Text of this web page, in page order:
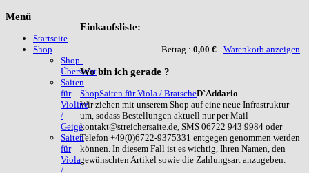
Einkaufsliste:
Betrag : 0,00 € Warenkorb anzeigen
Wobin ich gerade ?
ShopSaiten für Viola / BratscheD`Addario
Wir ziehen mit unserem Shop auf eine neue Infrastruktur
um, sodass Bestellungen aktuell nur per Mail
kontakt@streichersaite.de, SMS 06722 943 9984 oder
Telefon +49(0)6722-9375331 entgegen genommen werden
können. In diesem Fall ist es wichtig, Ihren Namen, den
gewünschten Artikel sowie die Zahlungsart anzugeben.
Menü
Startseite
Shop
Shop-
Übersicht
Saiten
für
Violine
/
Geige
Saiten
für
Viola
/